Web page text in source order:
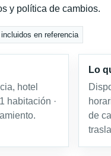
y política de cambios.
en referencia
hotel
habitación ·
Lo
de